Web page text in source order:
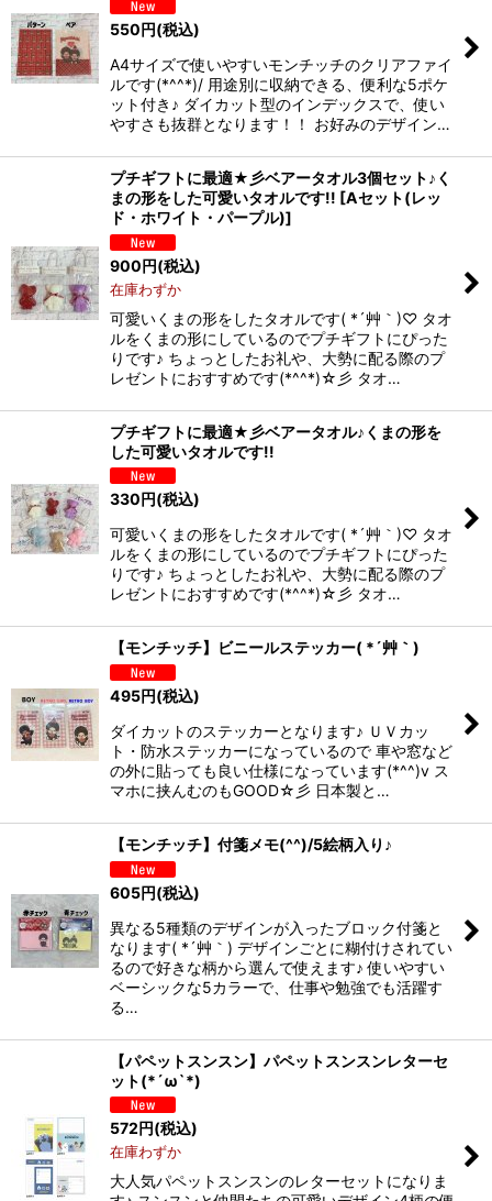
550円(税込)
A4サイズで使いやすいモンチッチのクリアファイ
ルです(*^^*)/ 用途別に収納できる、便利な5ポケ
ット付き♪ ダイカット型のインデックスで、使い
やすさも抜群となります！！ お好みのデザイン…
プチギフトに最適★彡ベアータオル3個セット♪く
まの形をした可愛いタオルです!! [Aセット(レッ
ド・ホワイト・パープル)]
900円(税込)
在庫わずか
可愛いくまの形をしたタオルです( *´艸｀)♡ タオ
ルをくまの形にしているのでプチギフトにぴった
りです♪ ちょっとしたお礼や、大勢に配る際のプ
レゼントにおすすめです(*^^*)☆彡 タオ…
プチギフトに最適★彡ベアータオル♪くまの形を
した可愛いタオルです!!
330円(税込)
可愛いくまの形をしたタオルです( *´艸｀)♡ タオ
ルをくまの形にしているのでプチギフトにぴった
りです♪ ちょっとしたお礼や、大勢に配る際のプ
レゼントにおすすめです(*^^*)☆彡 タオ…
【モンチッチ】ビニールステッカー( *´艸｀)
495円(税込)
ダイカットのステッカーとなります♪ ＵＶカッ
ト・防水ステッカーになっているので 車や窓など
の外に貼っても良い仕様になっています(*^^)v ス
マホに挟んむのもGOOD☆彡 日本製と…
【モンチッチ】付箋メモ(^^)/5絵柄入り♪
605円(税込)
異なる5種類のデザインが入ったブロック付箋と
なります( *´艸｀) デザインごとに糊付けされてい
るので好きな柄から選んで使えます♪ 使いやすい
ベーシックな5カラーで、仕事や勉強でも活躍す
る…
【パペットスンスン】パペットスンスンレターセ
ット(*´ω`*)
572円(税込)
在庫わずか
大人気パペットスンスンのレターセットになりま